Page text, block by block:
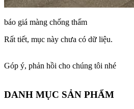
báo giá màng chống thấm
Rất tiết, mục này chưa có dữ liệu.
Góp ý, phản hồi cho chúng tôi nhé
DANH MỤC SẢN PHẨM